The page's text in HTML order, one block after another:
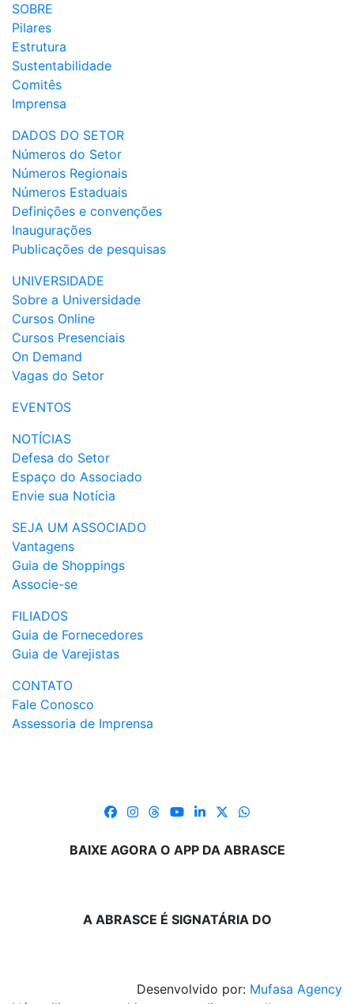
SOBRE
Pilares
Estrutura
Sustentabilidade
Comitês
Imprensa
DADOS DO SETOR
Números do Setor
Números Regionais
Números Estaduais
Definições e convenções
Inaugurações
Publicações de pesquisas
UNIVERSIDADE
Sobre a Universidade
Cursos Online
Cursos Presenciais
On Demand
Vagas do Setor
EVENTOS
NOTÍCIAS
Defesa do Setor
Espaço do Associado
Envie sua Notícia
SEJA UM ASSOCIADO
Vantagens
Guia de Shoppings
Associe-se
FILIADOS
Guia de Fornecedores
Guia de Varejistas
CONTATO
Fale Conosco
Assessoria de Imprensa
BAIXE AGORA O APP DA ABRASCE
A ABRASCE É SIGNATÁRIA DO
Desenvolvido por: Mufasa Agency